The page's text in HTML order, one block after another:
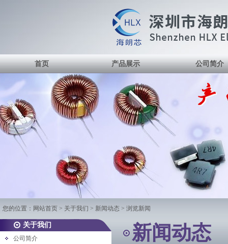
首页 产品展示 公司简介
您的位置： 网站首页 > 关于我们 > 新闻动态 > 浏览新闻
关于我们
公司简介 新闻动态